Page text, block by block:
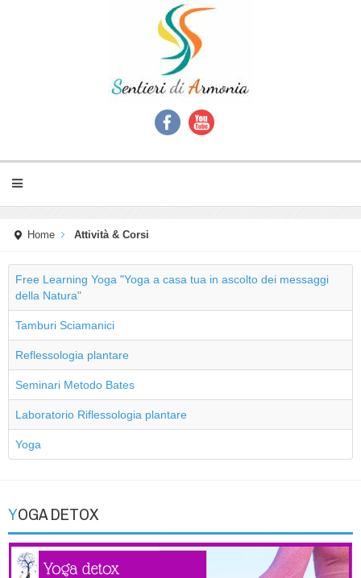
Home Attività & Corsi
Free Learning Yoga "Yoga a casa tua in ascolto dei messaggi
della Natura"
Tamburi Sciamanici
Reflessologia plantare
Seminari Metodo Bates
Laboratorio Riflessologia plantare
Yoga
YOGA DETOX